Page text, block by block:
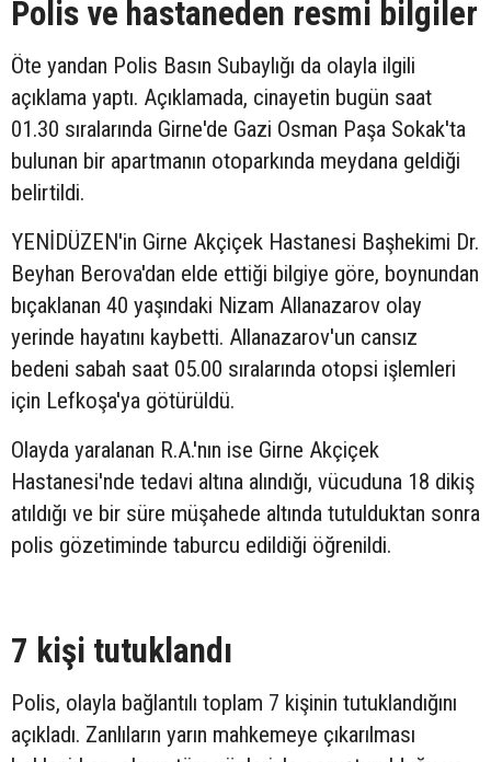
Polis ve hastaneden resmi bilgiler
Öte yandan Polis Basın Subaylığı da olayla ilgili
açıklama yaptı. Açıklamada, cinayetin bugün saat
01.30 sıralarında Girne'de Gazi Osman Paşa Sokak'ta
bulunan bir apartmanın otoparkında meydana geldiği
belirtildi.
YENİDÜZEN'in Girne Akçiçek Hastanesi Başhekimi Dr.
Beyhan Berova'dan elde ettiği bilgiye göre, boynundan
bıçaklanan 40 yaşındaki Nizam Allanazarov olay
yerinde hayatını kaybetti. Allanazarov'un cansız
bedeni sabah saat 05.00 sıralarında otopsi işlemleri
için Lefkoşa'ya götürüldü.
Olayda yaralanan R.A.'nın ise Girne Akçiçek
Hastanesi'nde tedavi altına alındığı, vücuduna 18 dikiş
atıldığı ve bir süre müşahede altında tutulduktan sonra
polis gözetiminde taburcu edildiği öğrenildi.
7 kişi tutuklandı
Polis, olayla bağlantılı toplam 7 kişinin tutuklandığını
açıkladı. Zanlıların yarın mahkemeye çıkarılması